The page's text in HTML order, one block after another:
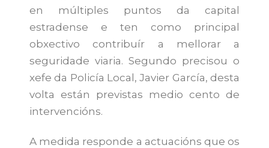
en múltiples puntos da capital
estradense e ten como principal
obxectivo contribuír a mellorar a
seguridade viaria. Segundo precisou o
xefe da Policía Local, Javier García, desta
volta están previstas medio cento de
intervencións.
A medida responde a actuacións que os